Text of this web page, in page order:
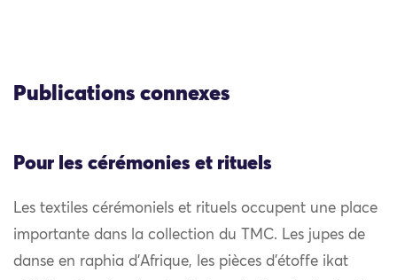
Publications connexes
Pour les cérémonies et rituels
Les textiles cérémoniels et rituels occupent une place
importante dans la collection du TMC. Les jupes de
danse en raphia d’Afrique, les pièces d’étoffe ikat